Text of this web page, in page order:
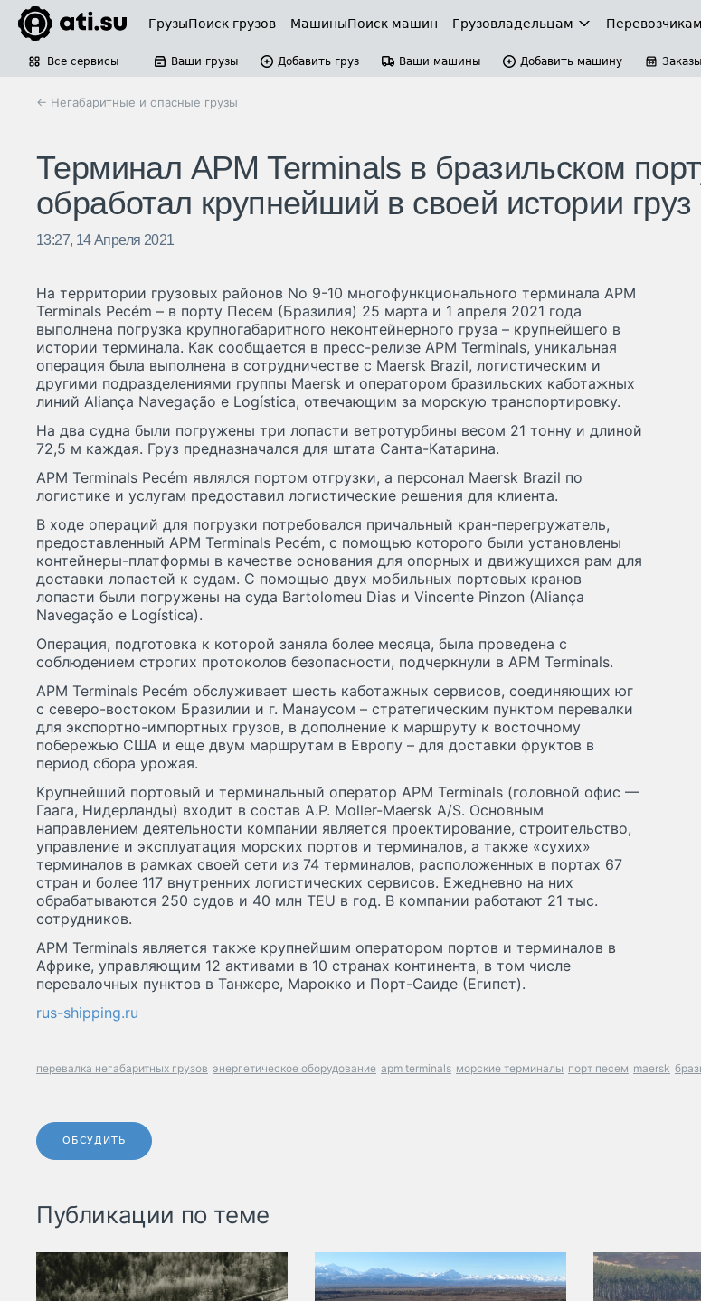
ГрузыПоиск грузов МашиныПоиск машин Грузовладельцам Перевозчикам
Все сервисы Ваши грузы Добавить груз Ваши машины Добавить машину Заказы
← Негабаритные и опасные грузы
Терминал APM Terminals в бразильском
обработал крупнейший в своей истории груз
13:27, 14 Апреля 2021
На территории грузовых районов No 9-10 многофункционального терминала APM
Terminals Pecém – в порту Песем (Бразилия) 25 марта и 1 апреля 2021 года
выполнена погрузка крупногабаритного неконтейнерного груза – крупнейшего в
истории терминала. Как сообщается в пресс-релизе APM Terminals, уникальная
операция была выполнена в сотрудничестве с Maersk Brazil, логистическим и
другими подразделениями группы Maersk и оператором бразильских каботажных
линий Aliança Navegação e Logística, отвечающим за морскую транспортировку.
На два судна были погружены три лопасти ветротурбины весом 21 тонну и длиной
72,5 м каждая. Груз предназначался для штата Санта-Катарина.
APM Terminals Pecém являлся портом отгрузки, а персонал Maersk Brazil по
логистике и услугам предоставил логистические решения для клиента.
В ходе операций для погрузки потребовался причальный кран-перегружатель,
предоставленный APM Terminals Pecém, с помощью которого были установлены
контейнеры-платформы в качестве основания для опорных и движущихся рам для
доставки лопастей к судам. С помощью двух мобильных портовых кранов
лопасти были погружены на суда Bartolomeu Dias и Vincente Pinzon (Aliança
Navegação e Logística).
Операция, подготовка к которой заняла более месяца, была проведена с
соблюдением строгих протоколов безопасности, подчеркнули в APM Terminals.
APM Terminals Pecém обслуживает шесть каботажных сервисов, соединяющих юг
с северо-востоком Бразилии и г. Манаусом – стратегическим пунктом перевалки
для экспортно-импортных грузов, в дополнение к маршруту к восточному
побережью США и еще двум маршрутам в Европу – для доставки фруктов в
период сбора урожая.
Крупнейший портовый и терминальный оператор APM Terminals (головной офис —
Гаага, Нидерланды) входит в состав A.P. Moller-Maersk A/S. Основным
направлением деятельности компании является проектирование, строительство,
управление и эксплуатация морских портов и терминалов, а также «сухих»
терминалов в рамках своей сети из 74 терминалов, расположенных в портах 67
стран и более 117 внутренних логистических сервисов. Ежедневно на них
обрабатываются 250 судов и 40 млн TEU в год. В компании работают 21 тыс.
сотрудников.
APM Terminals является также крупнейшим оператором портов и терминалов в
Африке, управляющим 12 активами в 10 странах континента, в том числе
перевалочных пунктов в Танжере, Марокко и Порт-Саиде (Египет).
rus-shipping.ru
перевалка негабаритных грузов энергетическое оборудование apm terminals морские терминалы порт песем maersk
ОБСУДИТЬ
Публикации по теме